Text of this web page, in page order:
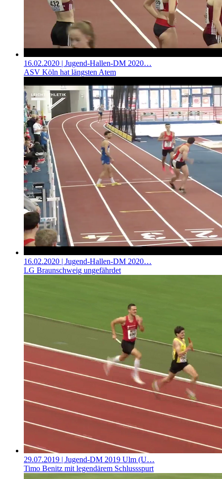
16.02.2020 | Jugend-Hallen-DM 2020…
ASV Köln hat längsten Atem
16.02.2020 | Jugend-Hallen-DM 2020…
LG Braunschweig ungefährdet
29.07.2019 | Jugend-DM 2019 Ulm (U…
Timo Benitz mit legendärem Schlussspurt